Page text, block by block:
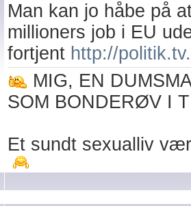
Man kan jo håbe på
millioners job i EU
fortjent http://
MIG, EN
SOM BONDERØV I
Et sundt sexualliv